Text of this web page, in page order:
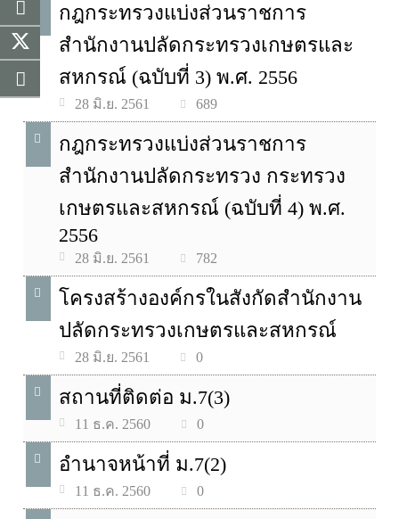
กฎกระทรวงแบ่งส่วนราชการ
สำนักงานปลัดกระทรวงเกษตรและ
สหกรณ์ (ฉบับที่ 3) พ.ศ. 2556
28 มิ.ย. 2561 689
กฎกระทรวงแบ่งส่วนราชการ
สำนักงานปลัดกระทรวง กระทรวง
เกษตรและสหกรณ์ (ฉบับที่ 4) พ.ศ.
2556
28 มิ.ย. 2561 782
โครงสร้างองค์กรในสังกัดสำนักงาน
ปลัดกระทรวงเกษตรและสหกรณ์
28 มิ.ย. 2561 0
สถานที่ติดต่อ ม.7(3)
11 ธ.ค. 2560 0
อำนาจหน้าที่ ม.7(2)
11 ธ.ค. 2560 0